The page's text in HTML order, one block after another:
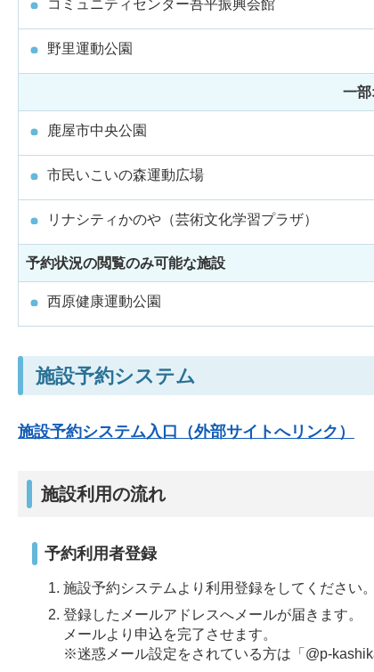
コミュニティセンター吾平振興会館
野里運動公園
一
鹿屋市中央公園
市民いこいの森運動広場
リナシティかのや（芸術文化学習プラザ）
予約状況の閲覧のみ可能な施設
西原健康運動公園
施設予約システム
施設予約システム入口（外部サイトへリンク）
施設利用の流れ
予約利用者登録
施設予約システムより利用登録をしてください。
登録したメールアドレスへメールが届きます。
メールより申込を完了させます。
※迷惑メール設定をされている方は「@p-